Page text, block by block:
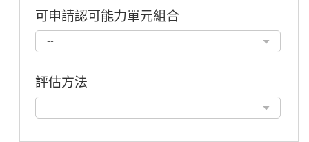
業
可申請認可能力單元組合
可
申
認
可
力
--
評估方法
評
估
--